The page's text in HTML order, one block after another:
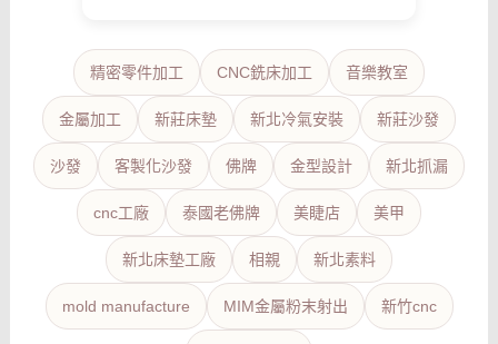
精密零件加工 CNC銑床加工 音樂教室
金屬加工 新莊床墊 新北冷氣安裝 新莊沙發
沙發 客製化沙發 佛牌 金型設計 新北抓漏
cnc工廠 泰國老佛牌 美睫店 美甲
新北床墊工廠 相親 新北素料
mold manufacture MIM金屬粉末射出 新竹cnc